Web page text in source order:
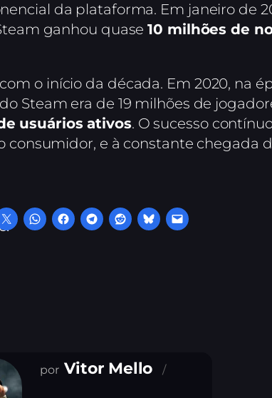
da plataforma. Em janeiro de
ganhou quase10 milhões de
o início da década. Em 2020, na
Steam era de 19 milhões de
usuários ativos. O sucesso
consumidor, e à constante chegada
Vitor Mello